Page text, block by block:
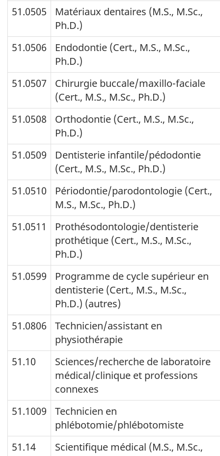
51.0505
Matériaux dentaires (M.S., M.Sc.,
Ph.D.)
51.0506
Endodontie (Cert., M.S., M.Sc.,
Ph.D.)
51.0507
Chirurgie buccale/maxillo-faciale
(Cert., M.S., M.Sc., Ph.D.)
51.0508
Orthodontie (Cert., M.S., M.Sc.,
Ph.D.)
51.0509
Dentisterie infantile/pédodontie
(Cert., M.S., M.Sc., Ph.D.)
51.0510
Périodontie/parodontologie (Cert.,
M.S., M.Sc., Ph.D.)
51.0511
Prothésodontologie/dentisterie
prothétique (Cert., M.S., M.Sc.,
Ph.D.)
51.0599
Programme de cycle supérieur en
dentisterie (Cert., M.S., M.Sc.,
Ph.D.) (autres)
51.0806
Technicien/assistant en
physiothérapie
51.10
Sciences/recherche de laboratoire
médical/clinique et professions
connexes
51.1009
Technicien en
phlébotomie/phlébotomiste
51.14
Scientifique médical (M.S., M.Sc.,